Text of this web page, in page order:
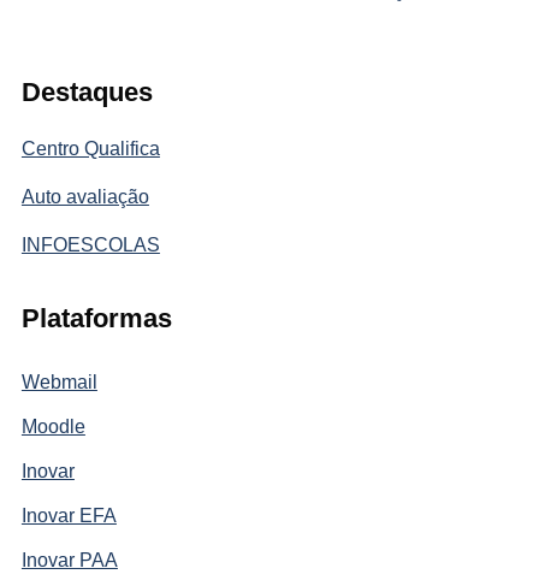
Destaques
Centro Qualifica
Auto avaliação
INFOESCOLAS
Plataformas
Webmail
Moodle
Inovar
Inovar EFA
Inovar PAA